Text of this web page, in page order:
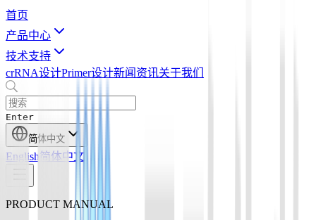
首页
产品中心
技术支持
crRNA设计Primer设计新闻资讯关于我们
Enter
简体中文
English 简体中文
PRODUCT MANUAL